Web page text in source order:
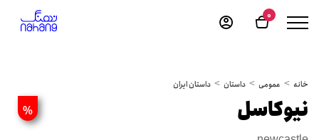
0
خانه عمومی داستان داستان ایران
% نیوکاسل